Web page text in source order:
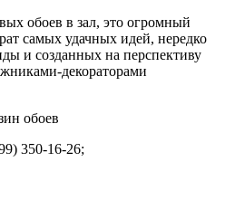
обоев в зал, это огромный
самых удачных идей, нередко
и созданных на перспективу
декораторами
обоев
350-16-26;